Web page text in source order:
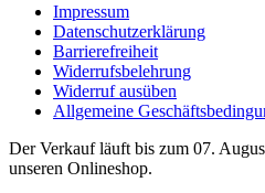
Impressum
Datenschutzerklärung
Barrierefreiheit
Widerrufsbelehrung
Widerruf ausüben
Allgemeine
Der Verkauf läuft bis zum 07.
unseren Onlineshop.